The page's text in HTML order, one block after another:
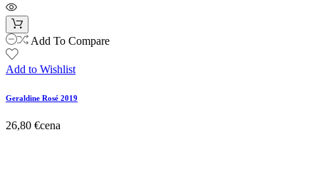
Add To Compare
Add to Wishlist
Geraldine Rosé 2019
26,80 €cena